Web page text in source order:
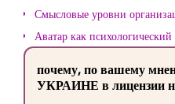
Смысловые уровни
Аватар как психологический
почему, по вашему
УКРАИНЕ в лицензии